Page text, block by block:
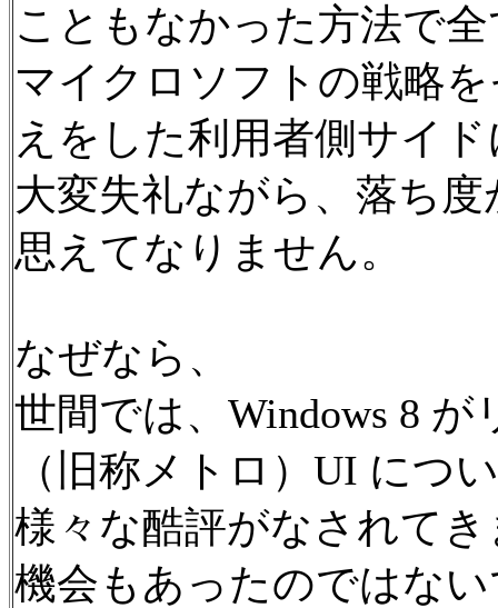
こともなかった方法で
マイクロソフトの戦略
えをした利用者側サイ
大変失礼ながら、落ち
思えてなりません。
なぜなら、
世間では、Windows 8
（旧称メトロ）UI につ
様々な酷評がなされて
機会もあったのではな